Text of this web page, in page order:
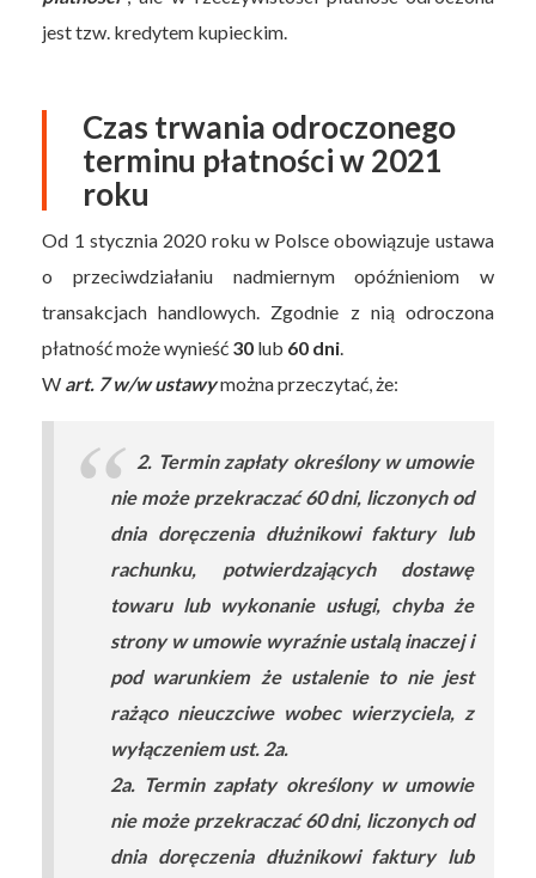
jest tzw. kredytem kupieckim.
Czas trwania odroczonego
terminu płatności w 2021
roku
Od 1 stycznia 2020 roku w Polsce obowiązuje ustawa
o przeciwdziałaniu nadmiernym opóźnieniom w
transakcjach handlowych. Zgodnie z nią odroczona
płatność może wynieść 30 lub 60 dni
W art. 7 w/w ustawymożna przeczytać, że:
2. Termin zapłaty określony w umowie
nie może przekraczać 60 dni, liczonych od
dnia doręczenia dłużnikowi faktury lub
rachunku, potwierdzających dostawę
towaru lub wykonanie usługi, chyba że
strony w umowie wyraźnie ustalą inaczej i
pod warunkiem że ustalenie to nie jest
rażąco nieuczciwe wobec wierzyciela, z
wyłączeniem ust. 2a.
2a. Termin zapłaty określony w umowie
nie może przekraczać 60 dni, liczonych od
dnia doręczenia dłużnikowi faktury lub